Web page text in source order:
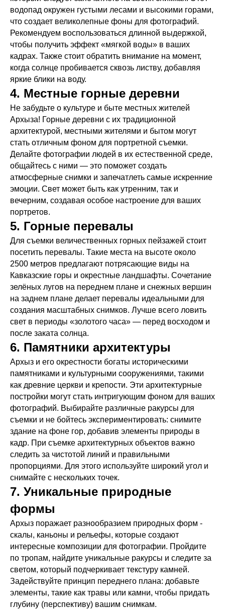
водопад окружен густыми лесами и высокими горами,
что создает великолепные фоны для фотографий.
Рекомендуем воспользоваться длинной выдержкой,
чтобы получить эффект «мягкой воды» в ваших
кадрах. Также стоит обратить внимание на момент,
когда солнце пробивается сквозь листву, добавляя
яркие блики на воду.
4. Местные горные деревни
Не забудьте о культуре и быте местных жителей
Архыза! Горные деревни с их традиционной
архитектурой, местными жителями и бытом могут
стать отличным фоном для портретной съемки.
Делайте фотографии людей в их естественной среде,
общайтесь с ними — это поможет создать
атмосферные снимки и запечатлеть самые искренние
эмоции. Свет может быть как утренним, так и
вечерним, создавая особое настроение для ваших
портретов.
5. Горные перевалы
Для съемки величественных горных пейзажей стоит
посетить перевалы. Такие места на высоте около
2500 метров предлагают потрясающие виды на
Кавказские горы и окрестные ландшафты. Сочетание
зелёных лугов на переднем плане и снежных вершин
на заднем плане делает перевалы идеальными для
создания масштабных снимков. Лучше всего ловить
свет в периоды «золотого часа» — перед восходом и
после заката солнца.
6. Памятники архитектуры
Архыз и его окрестности богаты историческими
памятниками и культурными сооружениями, такими
как древние церкви и крепости. Эти архитектурные
постройки могут стать интригующим фоном для ваших
фотографий. Выбирайте различные ракурсы для
съемки и не бойтесь экспериментировать: снимите
здание на фоне гор, добавив элементы природы в
кадр. При съемке архитектурных объектов важно
следить за чистотой линий и правильными
пропорциями. Для этого используйте широкий угол и
снимайте с нескольких точек.
7. Уникальные природные
формы
Архыз поражает разнообразием природных форм -
скалы, каньоны и рельефы, которые создают
интересные композиции для фотографии. Пройдите
по тропам, найдите уникальные ракурсы и следите за
светом, который подчеркивает текстуру камней.
Задействуйте принцип переднего плана: добавьте
элементы, такие как травы или камни, чтобы придать
глубину (перспективу) вашим снимкам.